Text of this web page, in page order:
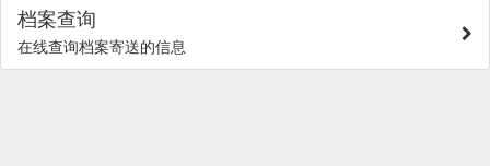
档案查询
在线查询档案寄送的信息